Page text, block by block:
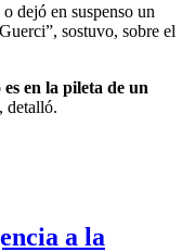
dejó en suspenso un
sostuvo, sobre el
es en la pileta de un
detalló.
a la